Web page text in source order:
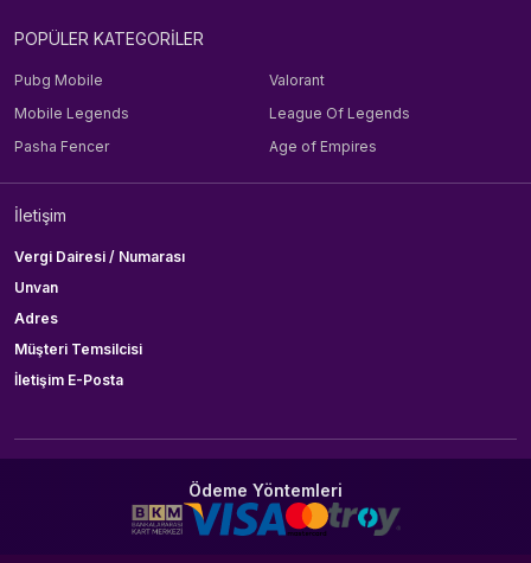
POPÜLER KATEGORİLER
Pubg Mobile
Valorant
Mobile Legends
League Of Legends
Pasha Fencer
Age of Empires
İletişim
Vergi Dairesi / Numarası
Unvan
Adres
Müşteri Temsilcisi
İletişim E-Posta
Ödeme Yöntemleri